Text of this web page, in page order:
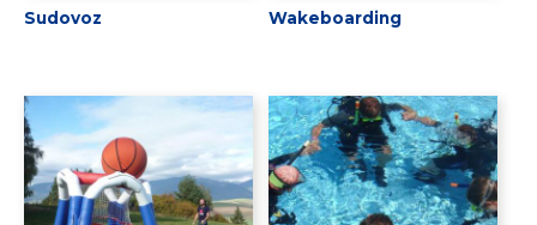
Sudovoz Wakeboarding